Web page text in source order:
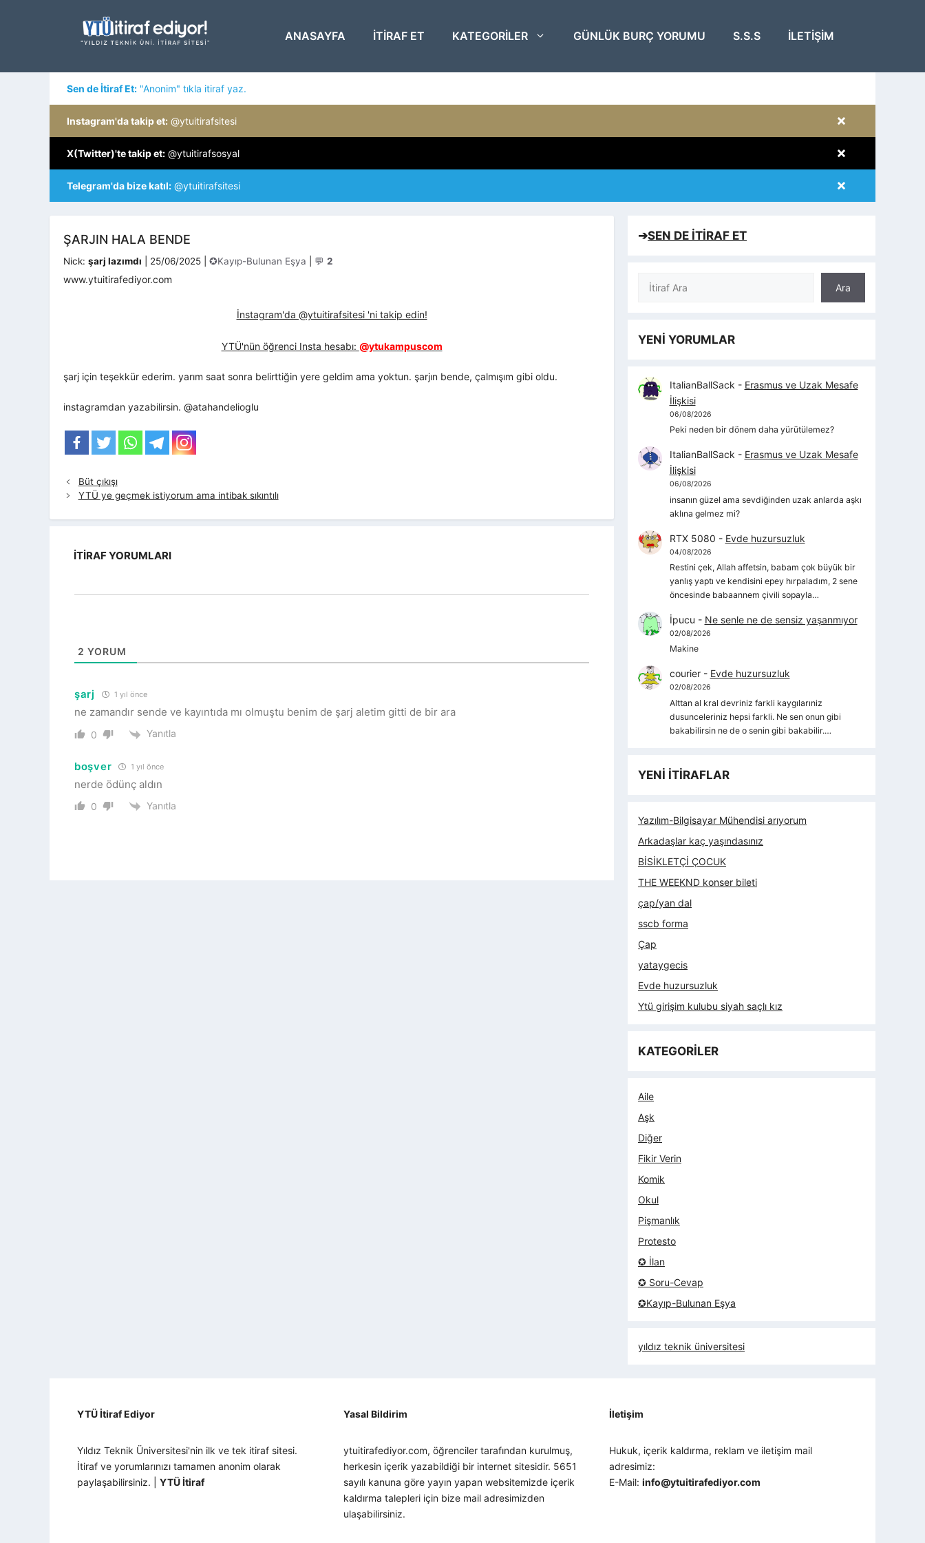
ANASAYFA ITIRAF ET KATEGORILER GÜNLÜK BURÇ YORUMU S.S.S İLETIŞIM
Sen de İtiraf Et: "Anonim" tıkla itiraf yaz.
×
Instagram'da takip et: @ytuitirafsitesi
×
X(Twitter)'te takip et: @ytuitirafsosyal
×
Telegram'da bize katıl: @ytuitirafsitesi
ŞARJIN HALA BENDE
Nick: şarj lazımdı 25/06/2025 Kategoriler
✪Kayıp-Bulunan Eşya 💬 2
www.ytuitirafediyor.com
İnstagram'da @ytuitirafsitesi 'ni takip edin!
YTÜ'nün öğrenci Insta hesabı: @ytukampuscom
şarj için teşekkür ederim. yarım saat sonra belirttiğin yere geldim ama yoktun. şarjın bende, çalmışım gibi oldu.
instagramdan yazabilirsin. @atahandelioglu
Büt çıkışı
YTÜ ye geçmek istiyorum ama intibak sıkıntılı
İTIRAF YORUMLARI
2 YORUM
şarj 1 yıl önce
ne zamandır sende ve kayıntıda mı olmuştu benim de şarj aletim gitti de bir ara
0 Yanıtla
boşver 1 yıl önce
nerde ödünç aldın
0 Yanıtla
➔SEN DE İTİRAF ET
Ara
Ara
YENİ YORUMLAR
ItalianBallSack - Erasmus ve Uzak Mesafe
İlişkisi
06/08/2026
Peki neden bir dönem daha yürütülemez?
ItalianBallSack - Erasmus ve Uzak Mesafe
İlişkisi
06/08/2026
insanın güzel ama sevdiğinden uzak anlarda aşkı
aklına gelmez mi?
RTX 5080 - Evde huzursuzluk
04/08/2026
Restini çek, Allah affetsin, babam çok büyük bir
yanlış yaptı ve kendisini epey hırpaladım, 2 sene
öncesinde babaannem çivili sopayla…
İpucu - Ne senle ne de sensiz yaşanmıyor
02/08/2026
Makine
courier- Evde huzursuzluk
02/08/2026
Alttan al kral devriniz farkli kaygılarıniz
dusunceleriniz hepsi farkli. Ne sen onun gibi
bakabilirsin ne de o senin gibi bakabilir.…
YENİ İTİRAFLAR
Yazılım-Bilgisayar Mühendisi arıyorum
Arkadaşlar kaç yaşındasınız
BİSİKLETÇİ ÇOCUK
THE WEEKND konser bileti
çap/yan dal
sscb forma
Çap
yataygecis
Evde huzursuzluk
Ytü girişim kulubu siyah saçlı kız
KATEGORİLER
Aile
Aşk
Diğer
Fikir Verin
Komik
Okul
Pişmanlık
Protesto
✪ İlan
✪ Soru-Cevap
✪Kayıp-Bulunan Eşya
yıldız teknik üniversitesi
YTÜ İtiraf Ediyor
Yıldız Teknik Üniversitesi'nin ilk ve tek itiraf sitesi.
İtiraf ve yorumlarınızı tamamen anonim olarak
paylaşabilirsiniz. | YTÜ İtiraf
Yasal Bildirim
ytuitirafediyor.com, öğrenciler tarafından kurulmuş,
herkesin içerik yazabildiği bir internet sitesidir. 5651
sayılı kanuna göre yayın yapan websitemizde içerik
kaldırma talepleri için bize mail adresimizden
ulaşabilirsiniz.
İletişim
Hukuk, içerik kaldırma, reklam ve iletişim mail
adresimiz:
E-Mail:info@ytuitirafediyor.com